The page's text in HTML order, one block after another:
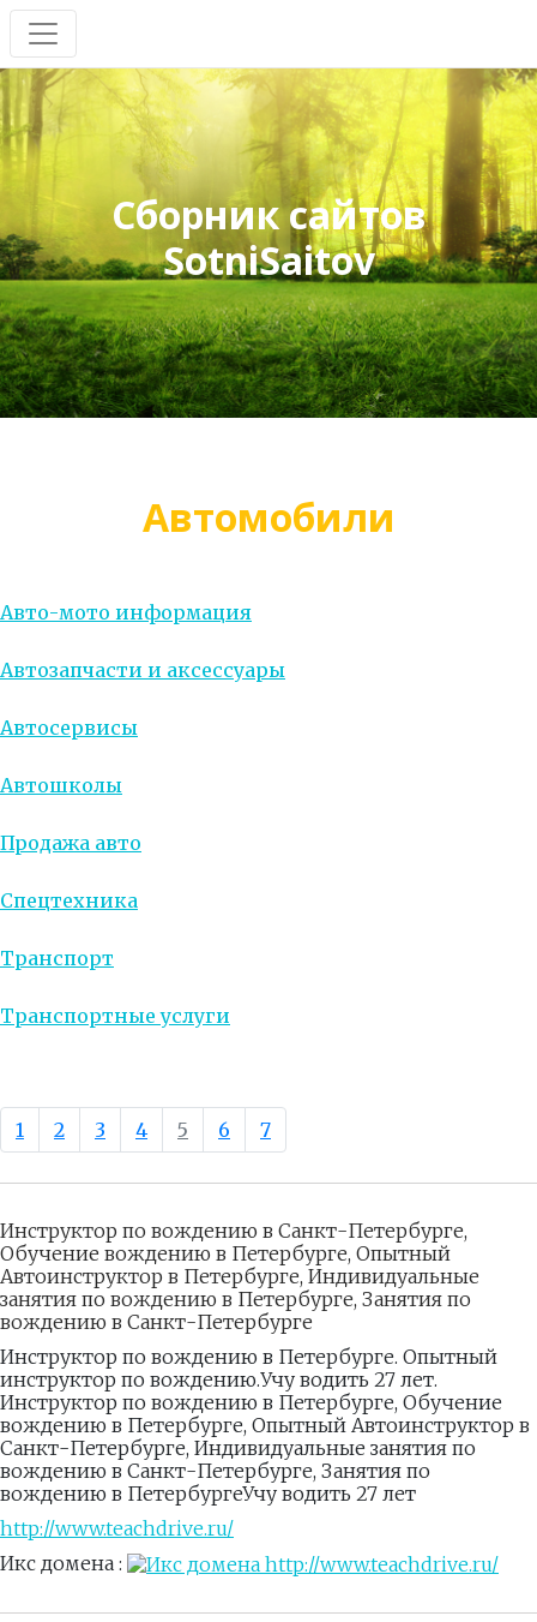
Сборник сайтов
SotniSaitov
Автомобили
Авто-мото информация
Автозапчасти и аксессуары
Автосервисы
Автошколы
Продажа авто
Спецтехника
Транспорт
Транспортные услуги
1 2 3 4 5 6 7
Инструктор по вождению в Санкт-Петербурге,
Обучение вождению в Петербурге, Опытный
Автоинструктор в Петербурге, Индивидуальные
занятия по вождению в Петербурге, Занятия по
вождению в Санкт-Петербурге
Инструктор по вождению в Петербурге. Опытный
инструктор по вождению.Учу водить 27 лет.
Инструктор по вождению в Петербурге, Обучение
вождению в Петербурге, Опытный Автоинструктор в
Санкт-Петербурге, Индивидуальные занятия по
вождению в Санкт-Петербурге, Занятия по
вождению в ПетербургеУчу водить 27 лет
http://www.teachdrive.ru/
Икс домена :